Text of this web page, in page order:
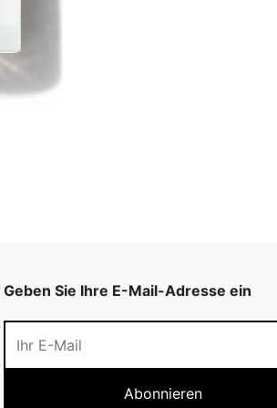
Geben Sie Ihre E-Mail-Adresse ein